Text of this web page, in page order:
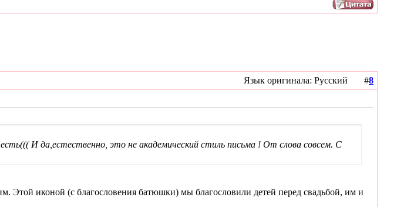
Язык оригинала: Русский #8
И да,естественно, это не академический стиль письма ! От слова совсем. С
Этой иконой (с благословения батюшки) мы благословили детей перед свадьбой, им и